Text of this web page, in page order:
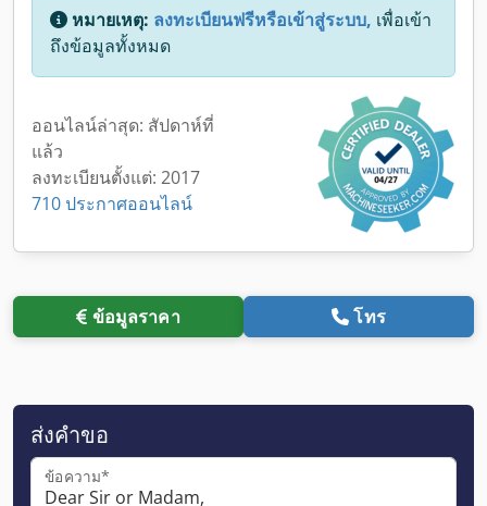
หมายเหตุ: ลงทะเบียนฟรีหรือเข้าสู่ระบบ, เพื่อเข้า
ถึงข้อมูลทั้งหมด
ออนไลน์ล่าสุด: สัปดาห์ที่
แล้ว
ลงทะเบียนตั้งแต่: 2017
710 ประกาศออนไลน์
ข้อมูลราคา โทร
ส่งคำขอ
ข้อความ*